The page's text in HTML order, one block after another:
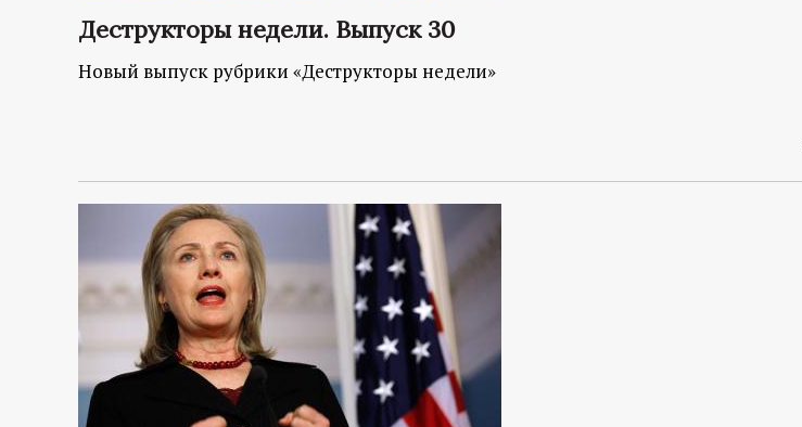
р
т
л
Деструкторы недели. Выпуск 30
Новый выпуск рубрики «Деструкторы недели»